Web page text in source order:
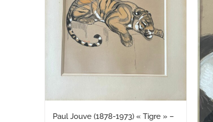
Paul Jouve (1878-1973) « Tigre » –